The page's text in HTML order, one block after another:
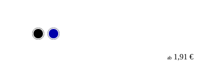
ab 1,91 €